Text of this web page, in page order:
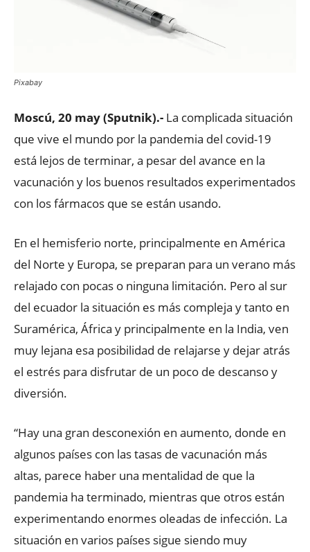
Pixabay
Moscú, 20 may (Sputnik).- La complicada situación
que vive el mundo por la pandemia del covid-19
está lejos de terminar, a pesar del avance en la
vacunación y los buenos resultados experimentados
con los fármacos que se están usando.
En el hemisferio norte, principalmente en América
del Norte y Europa, se preparan para un verano más
relajado con pocas o ninguna limitación. Pero al sur
del ecuador la situación es más compleja y tanto en
Suramérica, África y principalmente en la India, ven
muy lejana esa posibilidad de relajarse y dejar atrás
el estrés para disfrutar de un poco de descanso y
diversión.
“Hay una gran desconexión en aumento, donde en
algunos países con las tasas de vacunación más
altas, parece haber una mentalidad de que la
pandemia ha terminado, mientras que otros están
experimentando enormes oleadas de infección. La
situación en varios países sigue siendo muy